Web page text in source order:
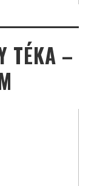
TÉKA –